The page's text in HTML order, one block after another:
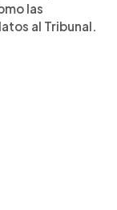
las
al Tribunal.